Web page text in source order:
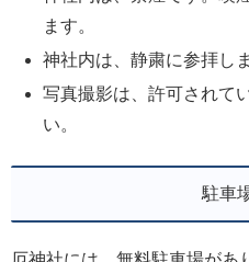
ます。
神社内は、静粛に参拝し
写真撮影は、許可されて
い。
駐車